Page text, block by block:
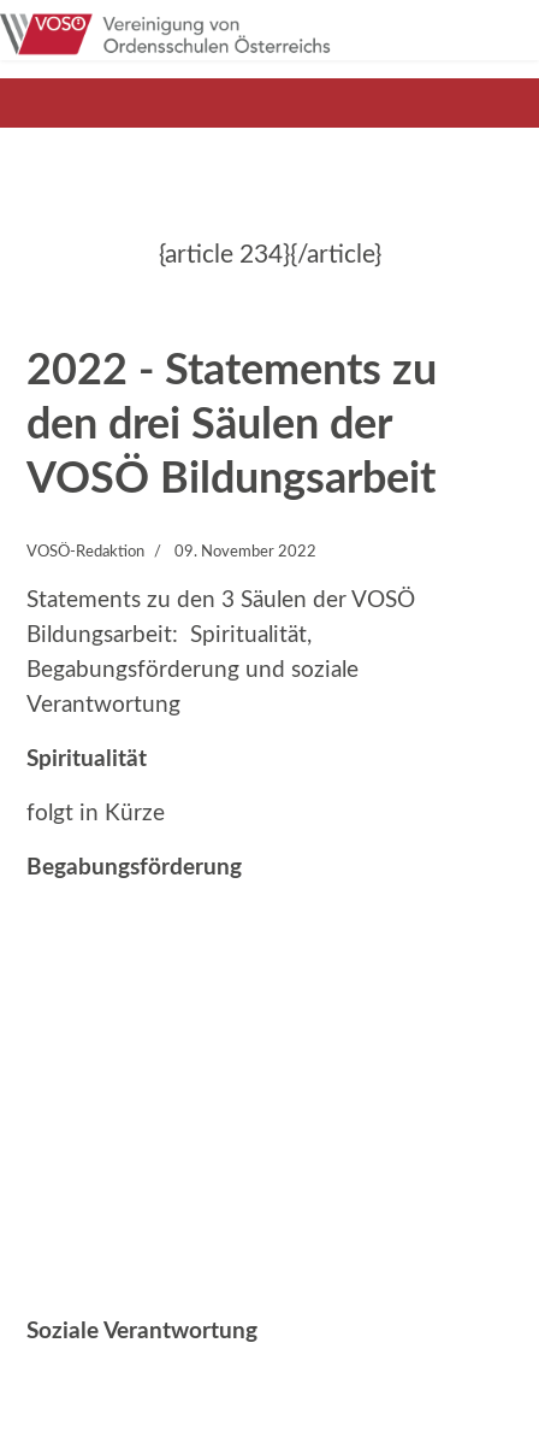
{article 234}{/article}
2022 - Statements zu
den drei Säulen der
VOSÖ Bildungsarbeit
VOSÖ-Redaktion 09. November 2022
Statements zu den 3 Säulen der VOSÖ
Bildungsarbeit: Spiritualität,
Begabungsförderung und soziale
Verantwortung
Spiritualität
folgt in Kürze
Begabungsförderung
Soziale Verantwortung